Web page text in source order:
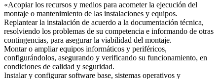
«Acopiar los recursos y medios para acometer la ejecución del
montaje o mantenimiento de las instalaciones y equipos.
Replantear la instalación de acuerdo a la documentación técnica,
resolviendo los problemas de su competencia e informando de otras
contingencias, para asegurar la viabilidad del montaje.
Montar o ampliar equipos informáticos y periféricos,
configurándolos, asegurando y verificando su funcionamiento, en
condiciones de calidad y seguridad.
Instalar y configurar software base, sistemas operativos y